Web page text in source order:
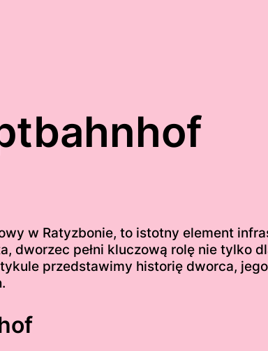
w Ratyzbonie, to istotny element
dworzec pełni kluczową rolę nie tylko
przedstawimy historię dworca,